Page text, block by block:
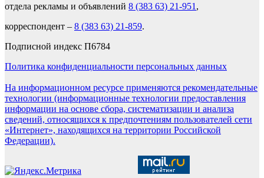
отдела рекламы и объявлений 8 (383 63) 21-951 ,
корреспондент – 8 (383 63) 21-859.
Подписной индекс П6784
Политика конфиденциальности персональных данных
На информационном ресурсе применяются рекомендательные
технологии (информационные технологии предоставления
информации на основе сбора, систематизации и анализа
сведений, относящихся к предпочтениям пользователей сети
«Интернет», находящихся на территории Российской
Федерации).